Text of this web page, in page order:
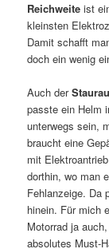
Reichweiteist
kleinsten
Damit schafft
doch ein wenig
Auch der
passte ein Helm
unterwegs sein,
braucht eine
mit
dorthin, wo man
Fehlanzeige. Da
hinein. Für mich
Motorrad ja
absolutes Must-